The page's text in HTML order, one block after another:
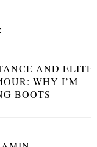
AND ELITE
WHY I’M
BOOTS